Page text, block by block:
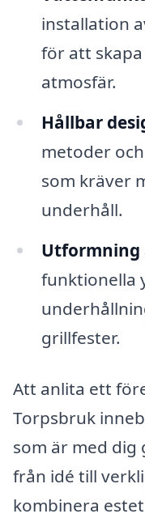
installation
för att
atmosfär.
Hållbar
metoder
som kräver
underhåll.
Utformning
funktionella
grillfester.
Att anlita ett
Torpsbruk
som är med dig
från idé till
kombinera